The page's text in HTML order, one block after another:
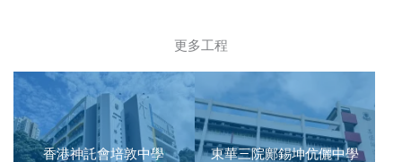
更多工程
香港神託會培敦中學 東華三院鄺錫坤伉儷中學